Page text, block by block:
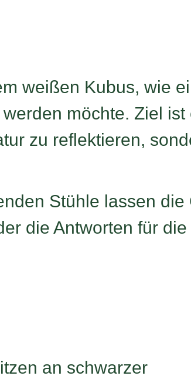
weißen Kubus, wie
möchte. Ziel ist
zu reflektieren,
Stühle lassen die
die Antworten für